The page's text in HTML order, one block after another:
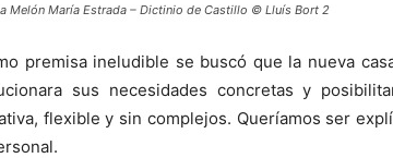
Melón María Estrada – Dictinio de Castillo © Lluís Bort 2
premisa ineludible se buscó que la nueva
sus necesidades concretas y
flexible y sin complejos. Queríamos ser